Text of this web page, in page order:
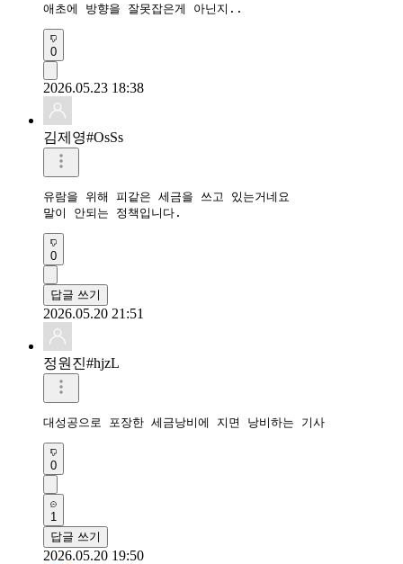
애초에 방향을 잘못잡은게 아닌지..
0
2026.05.23 18:38
김제영#OsSs
유람을 위해 피같은 세금을 쓰고 있는거네요
말이 안되는 정책입니다.
0
답글 쓰기
2026.05.20 21:51
정원진#hjzL
대성공으로 포장한 세금낭비에 지면 낭비하는 기사
0
1
답글 쓰기
2026.05.20 19:50